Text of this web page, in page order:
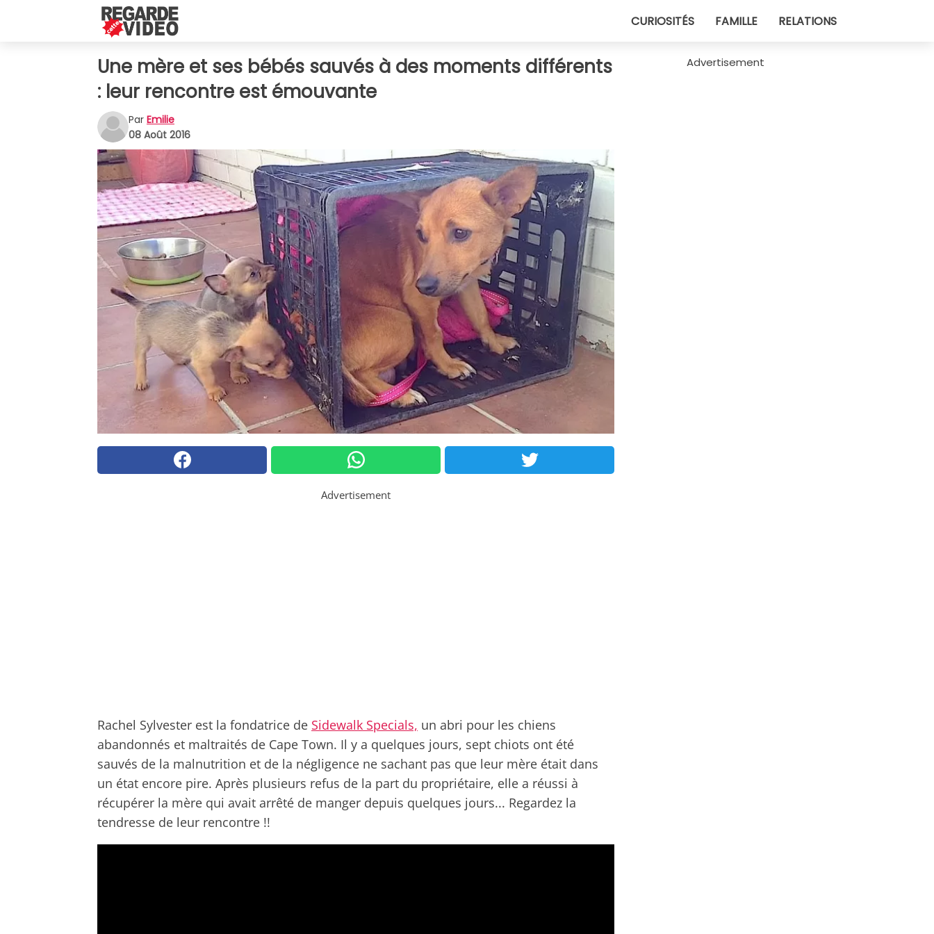
CURIOSITÉS FAMILLE RELATIONS
Une mère et ses bébés sauvés à des moments différents
: leur rencontre est émouvante
Par Emilie
08 Août 2016
Advertisement
Rachel Sylvester est la fondatrice de Sidewalk Specials, un abri pour les chiens
abandonnés et maltraités de Cape Town. Il y a quelques jours, sept chiots ont été
sauvés de la malnutrition et de la négligence ne sachant pas que leur mère était dans
un état encore pire. Après plusieurs refus de la part du propriétaire, elle a réussi à
récupérer la mère qui avait arrêté de manger depuis quelques jours... Regardez la
tendresse de leur rencontre !!
Advertisement